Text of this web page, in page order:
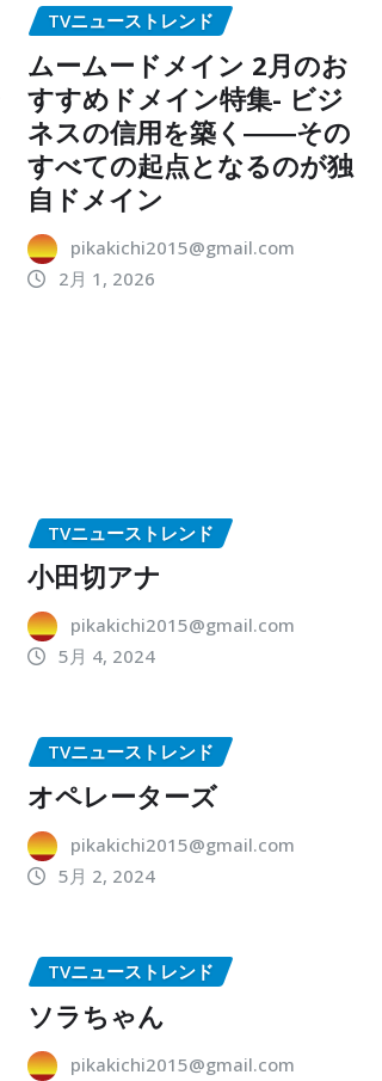
TVニューストレンド
ムームードメイン 2月のお
すすめドメイン特集- ビジ
ネスの信用を築く――その
すべての起点となるのが独
自ドメイン
pikakichi2015@gmail.com
2月 1, 2026
TVニューストレンド
小田切アナ
pikakichi2015@gmail.com
5月 4, 2024
TVニューストレンド
オペレーターズ
pikakichi2015@gmail.com
5月 2, 2024
TVニューストレンド
ソラちゃん
pikakichi2015@gmail.com